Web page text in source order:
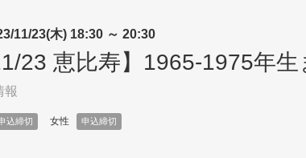
11/23(木) 18:30 ～ 20:30
23 恵比寿】1965-1975年
報
込締切 女性 申込締切